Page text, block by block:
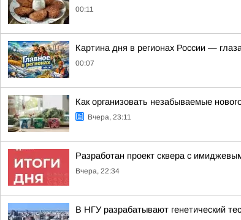
00:11
Картина дня в регионах России —
00:07
Как организовать незабываемые
Вчера, 23:11
Разработан проект сквера с
Вчера, 22:34
В НГУ разрабатывают генетический